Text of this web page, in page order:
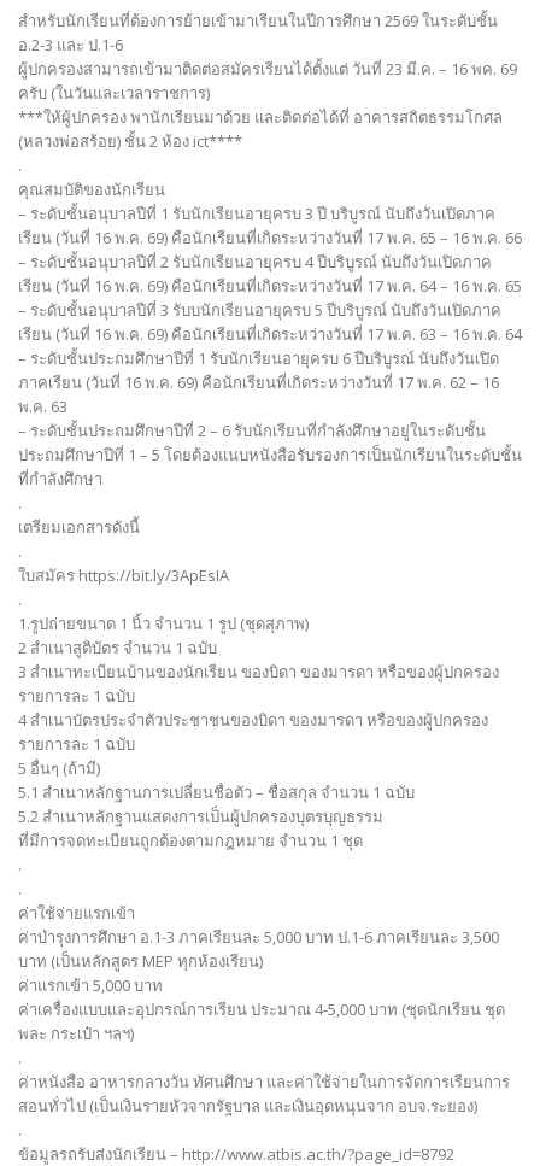
สำหรับนักเรียนที่ต้องการย้ายเข้ามาเรียนในปีการศึกษา 2569 ในระดับชั้น
อ.2-3 และ ป.1-6
ผู้ปกครองสามารถเข้ามาติดต่อสมัครเรียนได้ตั้งแต่ วันที่ 23 มี.ค. – 16 พค. 69
ครับ (ในวันและเวลาราชการ)
***ให้ผู้ปกครอง พานักเรียนมาด้วย และติดต่อได้ที่ อาคารสถิตธรรมโกศล
(หลวงพ่อสร้อย) ชั้น 2 ห้อง ict****
.
คุณสมบัติของนักเรียน
– ระดับชั้นอนุบาลปีที่ 1 รับนักเรียนอายุครบ 3 ปี บริบูรณ์ นับถึงวันเปิดภาค
เรียน (วันที่ 16 พ.ค. 69) คือนักเรียนที่เกิดระหว่างวันที่ 17 พ.ค. 65 – 16 พ.ค. 66
– ระดับชั้นอนุบาลปีที่ 2 รับนักเรียนอายุครบ 4 ปีบริบูรณ์ นับถึงวันเปิดภาค
เรียน (วันที่ 16 พ.ค. 69) คือนักเรียนที่เกิดระหว่างวันที่ 17 พ.ค. 64 – 16 พ.ค. 65
– ระดับชั้นอนุบาลปีที่ 3 รับบนักเรียนอายุครบ 5 ปีบริบูรณ์ นับถึงวันเปิดภาค
เรียน (วันที่ 16 พ.ค. 69) คือนักเรียนที่เกิดระหว่างวันที่ 17 พ.ค. 63 – 16 พ.ค. 64
– ระดับชั้นประถมศึกษาปีที่ 1 รับนักเรียนอายุครบ 6 ปีบริบูรณ์ นับถึงวันเปิด
ภาคเรียน (วันที่ 16 พ.ค. 69) คือนักเรียนที่เกิดระหว่างวันที่ 17 พ.ค. 62 – 16
พ.ค. 63
– ระดับชั้นประถมศึกษาปีที่ 2 – 6 รับนักเรียนที่กำลังศึกษาอยู่ในระดับชั้น
ประถมศึกษาปีที่ 1 – 5 โดยต้องแนบหนังสือรับรองการเป็นนักเรียนในระดับชั้น
ที่กำลังศึกษา
.
เตรียมเอกสารดังนี้
.
ใบสมัคร https://bit.ly/3ApEsIA
.
1.รูปถ่ายขนาด 1 นิ้ว จำนวน 1 รูป (ชุดสุภาพ)
2 สำเนาสูติบัตร จำนวน 1 ฉบับ
3 สำเนาทะเบียนบ้านของนักเรียน ของบิดา ของมารดา หรือของผู้ปกครอง
รายการละ 1 ฉบับ
4 สำเนาบัตรประจำตัวประชาชนของบิดา ของมารดา หรือของผู้ปกครอง
รายการละ 1 ฉบับ
5 อื่นๆ (ถ้ามี)
5.1 สำเนาหลักฐานการเปลี่ยนชื่อตัว – ชื่อสกุล จำนวน 1 ฉบับ
5.2 สำเนาหลักฐานแสดงการเป็นผู้ปกครองบุตรบุญธรรม
ที่มีการจดทะเบียนถูกต้องตามกฎหมาย จำนวน 1 ชุด
.
.
ค่าใช้จ่ายแรกเข้า
ค่าบำรุงการศึกษา อ.1-3 ภาคเรียนละ 5,000 บาท ป.1-6 ภาคเรียนละ 3,500
บาท (เป็นหลักสูตร MEP ทุกห้องเรียน)
ค่าแรกเข้า 5,000 บาท
ค่าเครื่องแบบและอุปกรณ์การเรียน ประมาณ 4-5,000 บาท (ชุดนักเรียน ชุด
พละ กระเป๋า ฯลฯ)
.
ค่าหนังสือ อาหารกลางวัน ทัศนศึกษา และค่าใช้จ่ายในการจัดการเรียนการ
สอนทั่วไป (เป็นเงินรายหัวจากรัฐบาล และเงินอุดหนุนจาก อบจ.ระยอง)
.
ข้อมูลรถรับส่งนักเรียน – http://www.atbis.ac.th/?page_id=8792